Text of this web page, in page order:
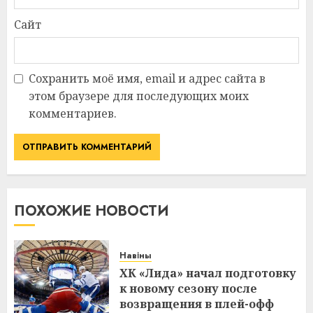
Сайт
Сохранить моё имя, email и адрес сайта в
этом браузере для последующих моих
комментариев.
ПОХОЖИЕ НОВОСТИ
Навіны
ХК «Лида» начал подготовку
к новому сезону после
возвращения в плей-офф